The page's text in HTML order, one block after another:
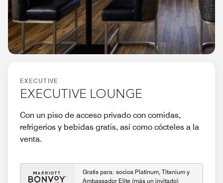
EXECUTIVE
EXECUTIVE LOUNGE
Con un piso de acceso privado con comidas,
refrigerios y bebidas gratis, así como cócteles a la
venta.
Gratis para: socios Platinum, Titanium y
Ambassador Elite (más un invitado)